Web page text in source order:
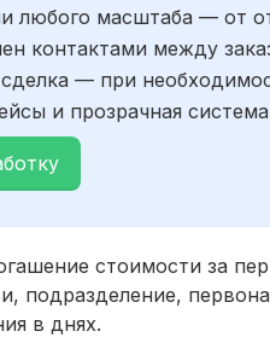
любого масштаба — от
контактами между
сделка — при
и прозрачная
стоимости за
подразделение,
в днях.